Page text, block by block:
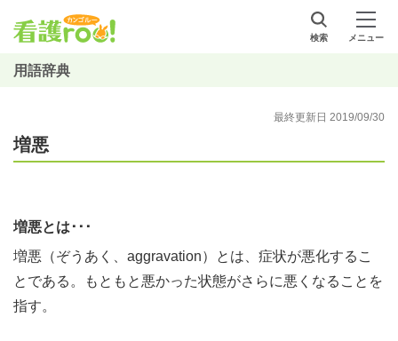
検索 メニュー
用語辞典
最終更新日 2019/09/30
増悪
増悪とは･･･
増悪（ぞうあく、aggravation）とは、症状が悪化するこ
とである。もともと悪かった状態がさらに悪くなることを
指す。